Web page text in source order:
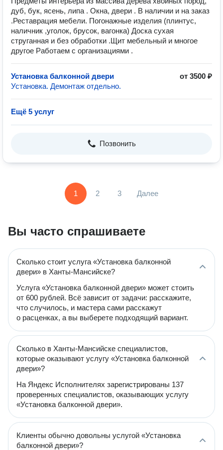
дуб, бук, ясень, липа . Окна, двери . В наличии и на заказ
.Реставрация мебели. Погонажные изделия (плинтус,
наличник ,уголок, брусок, вагонка) Доска сухая
струганная и без обработки .Щит мебельный и многое
другое Работаем с организациями .
Установка балконной двери
от 3500 ₽
Установка. Демонтаж отдельно.
Ещё 5 услуг
Позвонить
1 2 3 Далее
Вы часто спрашиваете
Сколько стоит услуга «Установка балконной
двери» в Ханты-Мансийске?
Услуга «Установка балконной двери» может стоить
от 600 рублей. Всё зависит от задачи: расскажите,
что случилось, и мастера сами расскажут
о расценках, а вы выберете подходящий вариант.
Сколько в Ханты-Мансийске специалистов,
которые оказывают услугу «Установка балконной
двери»?
На Яндекс Исполнителях зарегистрированы 137
проверенных специалистов, оказывающих услугу
«Установка балконной двери».
Клиенты обычно довольны услугой «Установка
балконной двери»?